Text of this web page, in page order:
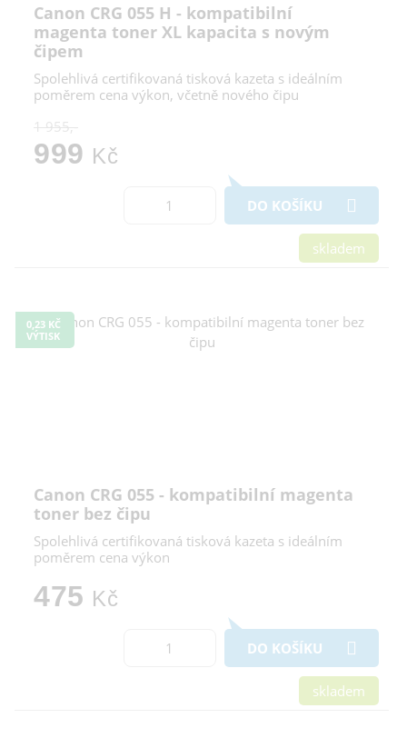
Canon CRG 055 H - kompatibilní
magenta toner XL kapacita s novým
čipem
Spolehlivá certifikovaná tisková kazeta s ideálním
poměrem cena výkon, včetně nového čipu
1 955,-
999 Kč
DO KOŠÍKU
skladem
0,23 KČ
VÝTISK
Canon CRG 055 - kompatibilní magenta
toner bez čipu
Spolehlivá certifikovaná tisková kazeta s ideálním
poměrem cena výkon
475 Kč
DO KOŠÍKU
skladem